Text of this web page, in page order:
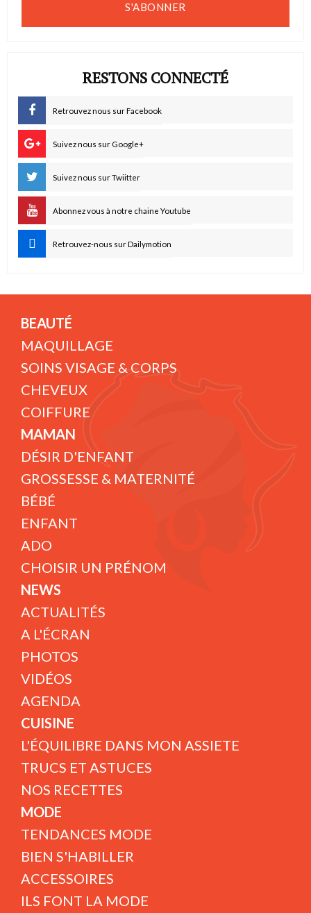
S'ABONNER
RESTONS CONNECTÉ
Retrouvez nous sur Facebook
Suivez nous sur Google+
Suivez nous sur Twiitter
Abonnez vous à notre chaine Youtube
Retrouvez-nous sur Dailymotion
BEAUTÉ
MAQUILLAGE
SOINS VISAGE & CORPS
CHEVEUX
COIFFURE
MAMAN
DÉSIR D'ENFANT
GROSSESSE & MATERNITÉ
BÉBÉ
ENFANT
ADO
CHOISIR UN PRÉNOM
NEWS
ACTUALITÉS
A L'ÉCRAN
PHOTOS
VIDÉOS
AGENDA
CUISINE
L'ÉQUILIBRE DANS MON ASSIETE
TRUCS ET ASTUCES
NOS RECETTES
MODE
TENDANCES MODE
BIEN S'HABILLER
ACCESSOIRES
ILS FONT LA MODE